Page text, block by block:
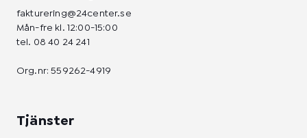
fakturering@24center.se
Mån-fre kl. 12:00-15:00
tel. 08 40 24 241
Org.nr: 559262-4919
Tjänster